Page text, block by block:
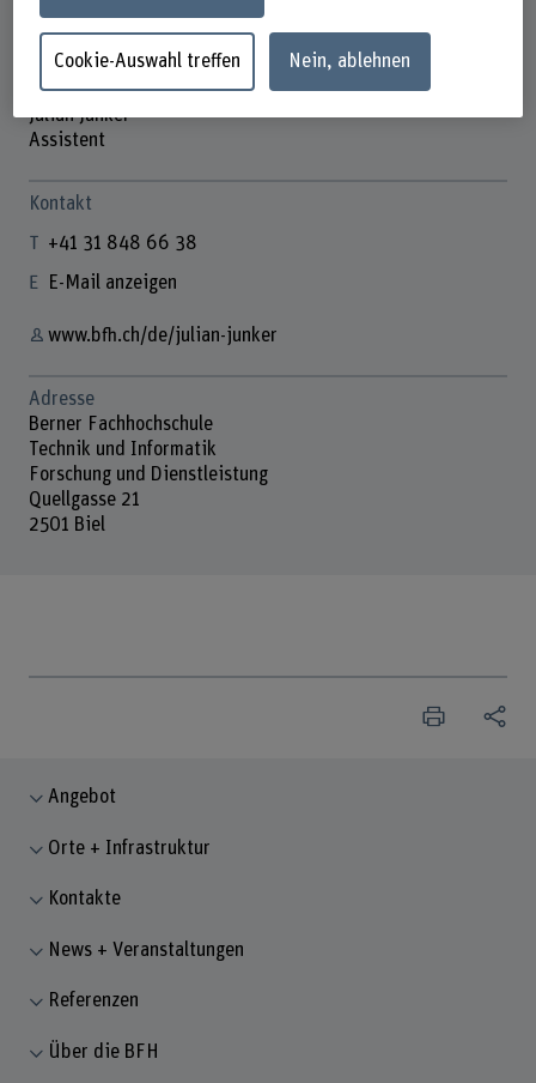
Julian Junker
Assistent
Kontakt
+41 31 848 66 38
E-Mail anzeigen
www.bfh.ch/de/julian-junker
Adresse
Berner Fachhochschule
Technik und Informatik
Forschung und Dienstleistung
Quellgasse 21
2501 Biel
Angebot
Orte + Infrastruktur
Kontakte
News + Veranstaltungen
Referenzen
Über die BFH
Cookie-Auswahl treffen Nein, ablehnen